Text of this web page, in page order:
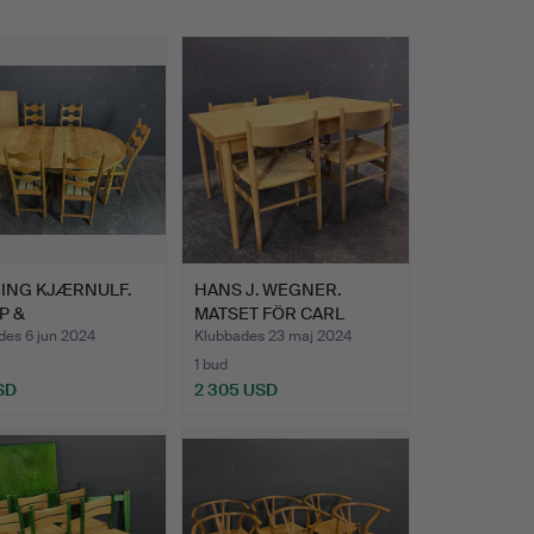
KJÆRNULF.
&
MAT…
6 jun 2024
HANS J. WEGNER.
MATSET FÖR CARL
HANSEN OCH…
Klubbades 23 maj 2024
1 bud
2 305 USD